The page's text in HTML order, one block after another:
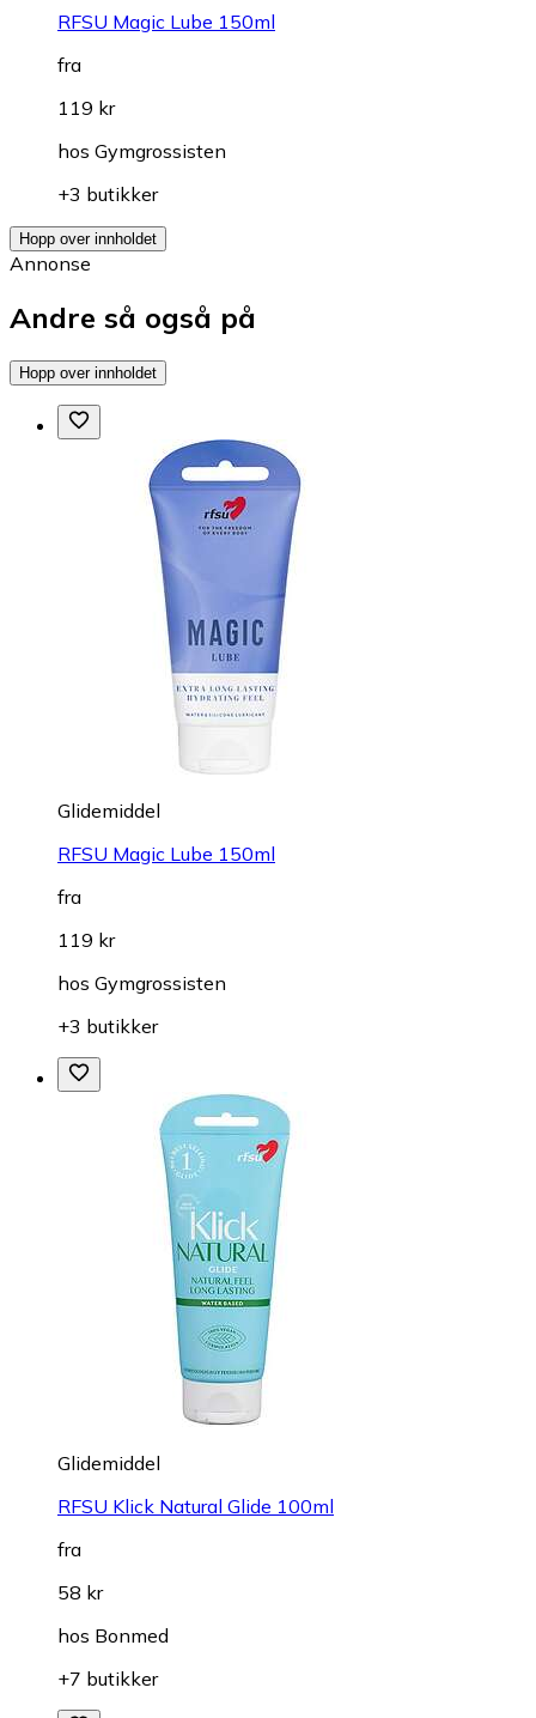
RFSU Magic Lube 150ml
fra
119 kr
hos Gymgrossisten
+3 butikker
Hopp over innholdet
Annonse
Andre så også på
Hopp over innholdet
Glidemiddel
RFSU Magic Lube 150ml
fra
119 kr
hos Gymgrossisten
+3 butikker
Glidemiddel
RFSU Klick Natural Glide 100ml
fra
58 kr
hos Bonmed
+7 butikker